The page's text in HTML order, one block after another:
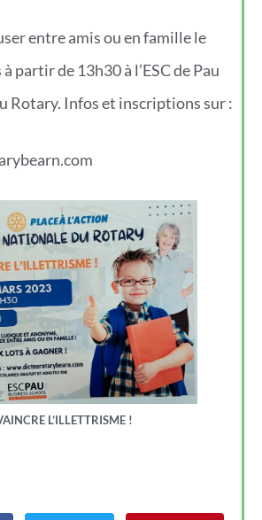
entre amis ou en famille le
partir de 13h30 à l’ESC de Pau
Rotary. Infos et inscriptions sur :
L’ILLETTRISME !